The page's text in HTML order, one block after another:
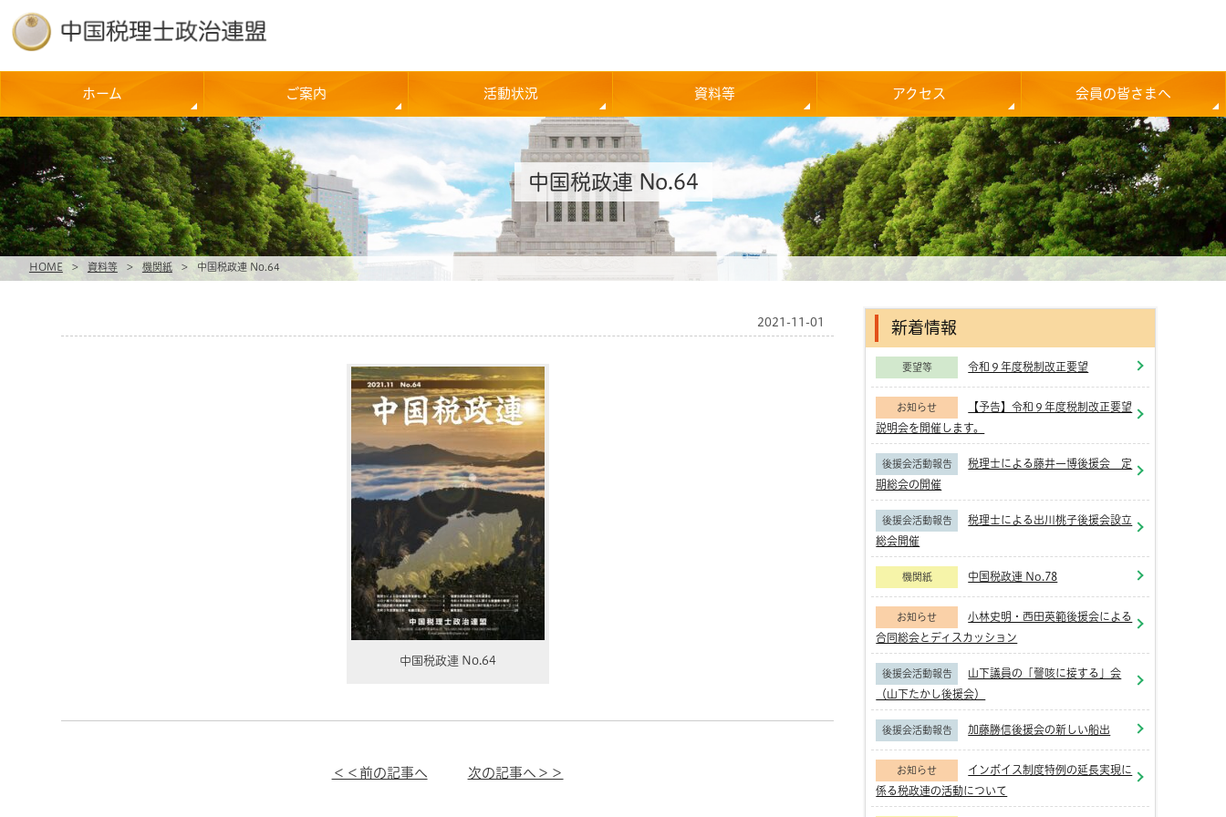
ホーム ご案内 活動状況 資料等 アクセス 会員の皆さまへ
HOME > 資料等 > 機関紙 > 中国税政連 No.64
中国税政連 No.64
2021-11-01
中国税政連 No.64
＜＜前の記事へ 次の記事へ＞＞
新着情報
要望等 令和９年度税制改正要望
お知らせ
【予告】令和９年度税制改正要望
説明会を開催します。
後援会活動報告
税理士による藤井一博後援会 定
期総会の開催
後援会活動報告
税理士による出川桃子後援会設立
総会開催
機関紙 中国税政連 No.78
お知らせ
小林史明・西田英範後援会による
合同総会とディスカッション
後援会活動報告
山下議員の「謦咳に接する」会
（山下たかし後援会）
後援会活動報告 加藤勝信後援会の新しい船出
お知らせ
インボイス制度特例の延長実現に
係る税政連の活動について